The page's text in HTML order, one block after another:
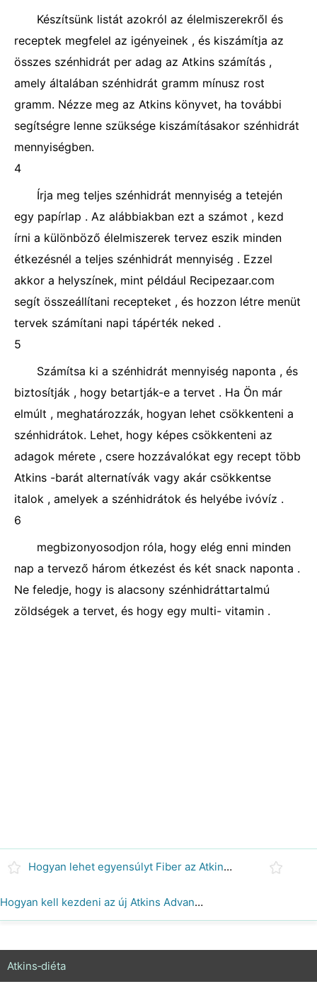
Készítsünk listát azokról az élelmiszerekről és
receptek megfelel az igényeinek , és kiszámítja az
összes szénhidrát per adag az Atkins számítás ,
amely általában szénhidrát gramm mínusz rost
gramm. Nézze meg az Atkins könyvet, ha további
segítségre lenne szüksége kiszámításakor szénhidrát
mennyiségben.
4
Írja meg teljes szénhidrát mennyiség a tetején
egy papírlap . Az alábbiakban ezt a számot , kezd
írni a különböző élelmiszerek tervez eszik minden
étkezésnél a teljes szénhidrát mennyiség . Ezzel
akkor a helyszínek, mint például Recipezaar.com
segít összeállítani recepteket , és hozzon létre menüt
tervek számítani napi tápérték neked .
5
Számítsa ki a szénhidrát mennyiség naponta , és
biztosítják , hogy betartják-e a tervet . Ha Ön már
elmúlt , meghatározzák, hogyan lehet csökkenteni a
szénhidrátok. Lehet, hogy képes csökkenteni az
adagok mérete , csere hozzávalókat egy recept több
Atkins -barát alternatívák vagy akár csökkentse
italok , amelyek a szénhidrátok és helyébe ivóvíz .
6
megbizonyosodjon róla, hogy elég enni minden
nap a tervező három étkezést és két snack naponta .
Ne feledje, hogy is alacsony szénhidráttartalmú
zöldségek a tervet, és hogy egy multi- vitamin .
Hogyan lehet egyensúlyt Fiber az Atkins diéta
Hogyan kell kezdeni az új Atkins Advantage 12 hét Program
Atkins‑diéta